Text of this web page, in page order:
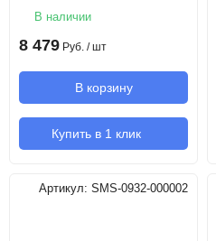
В наличии
8 479 Руб. / шт
В корзину
Купить в 1 клик
Артикул: SMS-0932-000002